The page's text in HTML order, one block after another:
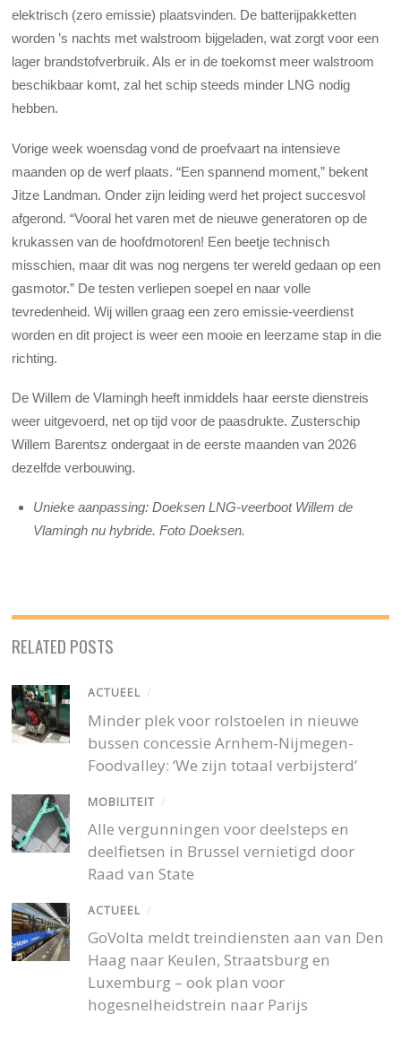
elektrisch (zero emissie) plaatsvinden. De batterijpakketten
worden ’s nachts met walstroom bijgeladen, wat zorgt voor een
lager brandstofverbruik. Als er in de toekomst meer walstroom
beschikbaar komt, zal het schip steeds minder LNG nodig
hebben.
Vorige week woensdag vond de proefvaart na intensieve
maanden op de werf plaats. “Een spannend moment,” bekent
Jitze Landman. Onder zijn leiding werd het project succesvol
afgerond. “Vooral het varen met de nieuwe generatoren op de
krukassen van de hoofdmotoren! Een beetje technisch
misschien, maar dit was nog nergens ter wereld gedaan op een
gasmotor.” De testen verliepen soepel en naar volle
tevredenheid. Wij willen graag een zero emissie-veerdienst
worden en dit project is weer een mooie en leerzame stap in die
richting.
De Willem de Vlamingh heeft inmiddels haar eerste dienstreis
weer uitgevoerd, net op tijd voor de paasdrukte. Zusterschip
Willem Barentsz ondergaat in de eerste maanden van 2026
dezelfde verbouwing.
Unieke aanpassing: Doeksen LNG-veerboot Willem de
Vlamingh nu hybride. Foto Doeksen.
RELATED POSTS
ACTUEEL /
Minder plek voor rolstoelen in nieuwe
bussen concessie Arnhem-Nijmegen-
Foodvalley: ‘We zijn totaal verbijsterd’
MOBILITEIT /
Alle vergunningen voor deelsteps en
deelfietsen in Brussel vernietigd door
Raad van State
ACTUEEL /
GoVolta meldt treindiensten aan van Den
Haag naar Keulen, Straatsburg en
Luxemburg – ook plan voor
hogesnelheidstrein naar Parijs